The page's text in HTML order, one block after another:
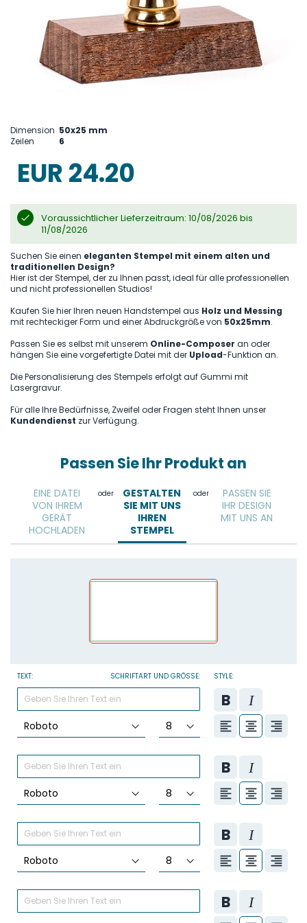
the
beginning
the
images
gallery
Dimension 50x25 mm
Zeilen
6
EUR 24.20
Voraussichtlicher Lieferzeitraum: 10/08/2026 bis
11/08/2026
Suchen Sie einen eleganten Stempel mit einem alten und
traditionellen Design?
Hier ist der Stempel, der zu Ihnen passt, ideal für alle professionellen
und nicht professionellen Studios!
Kaufen Sie hier Ihren neuen Handstempel aus Holz und Messing
mit rechteckiger Form und einer Abdruckgröße von 50x25mm.
Passen Sie es selbst mit unserem Online-Composer an oder
hängen Sie eine vorgefertigte Datei mit der Upload-Funktion an.
Die Personalisierung des Stempels erfolgt auf Gummi mit
Lasergravur.
Für alle Ihre Bedürfnisse, Zweifel oder Fragen steht Ihnen unser
Kundendienst zur Verfügung.
Passen Sie Ihr Produkt an
EINE DATEI
VON IHREM
GERÄT
HOCHLADEN
oder
GESTALTEN
SIE MIT UNS
IHREN
STEMPEL
TEXT: SCHRIFTART UND GRÖSSE: STYLE:
oder
PASSEN SIE
IHR DESIGN
MIT UNS AN